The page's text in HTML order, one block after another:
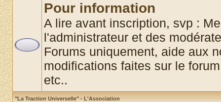
Pour information
A lire avant inscription, svp :
l'administrateur et des
Forums uniquement, aide aux
modifications faites sur le
etc..
"La Traction Universelle" - L'Association